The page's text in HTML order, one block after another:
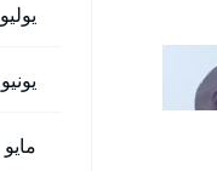
يوليو 2022
يونيو 2021
مايو 2021